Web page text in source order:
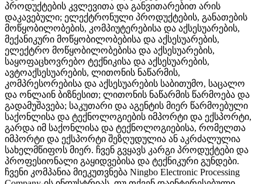
პროდუქტების კვლევითა და განვითარებით არის
დაკავებული; ელექტრონული პროდუქტების, განათების
მოწყობილობების, კომპიუტერებისა და აქსესუარების,
მექანიკური მოწყობილობებისა და აქსესუარების,
ელექტრო მოწყობილობებისა და აქსესუარების,
საყოფაცხოვრებო ტექნიკისა და აქსესუარების,
ავტოაქსესუარების, ლითონის ნაწარმის,
კომპრესორებისა და აქსესუარების საბითუმო, საცალო
და ონლაინ ბიზნესით; ლითონის ნაწარმის წარმოება და
გადამუშავება; საკუთარი და აგენტის მიერ წარმოებული
საქონლისა და ტექნოლოგიების იმპორტი და ექსპორტი,
გარდა იმ საქონლისა და ტექნოლოგიებისა, რომელთა
იმპორტი და ექსპორტი შეზღუდულია ან აკრძალულია
სახელმწიფოს მიერ. ჩვენ გვყავს კარგი პროდუქტები და
პროფესიონალი გაყიდვებისა და ტექნიკური გუნდები.
ჩვენი კომპანია მიეკუთვნება Ningbo Electronic Processing